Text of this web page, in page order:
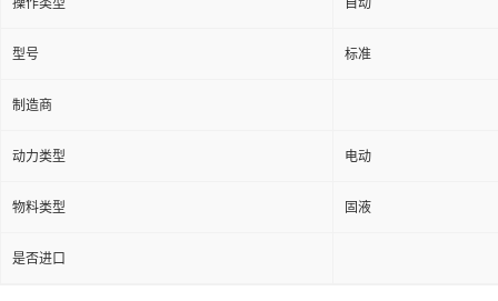
型号 标准
制造商
动力类型 电动
物料类型 固液
是否进口